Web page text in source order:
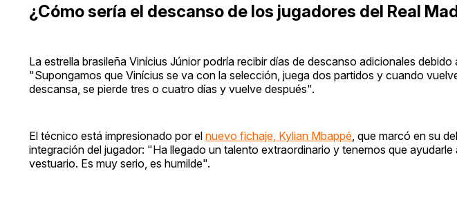
¿Cómo sería el descanso de los jugadores del Real
La estrella brasileña Vinícius Júnior podría recibir días de descanso adicionales
"Supongamos que Vinícius se va con la selección, juega dos partidos y cuando
descansa, se pierde tres o cuatro días y vuelve después".
El técnico está impresionado por el nuevo fichaje, Kylian Mbappé , que marcó en su
integración del jugador: "Ha llegado un talento extraordinario y tenemos que
vestuario. Es muy serio, es humilde".